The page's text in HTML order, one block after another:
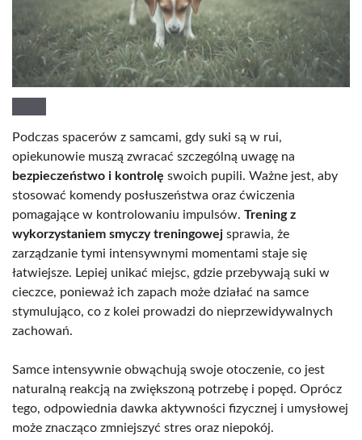
Podczas spacerów z samcami, gdy suki są w rui,
opiekunowie muszą zwracać szczególną uwagę na
bezpieczeństwo i kontrolę swoich pupili. Ważne jest, aby
stosować komendy posłuszeństwa oraz ćwiczenia
pomagające w kontrolowaniu impulsów. Trening z
wykorzystaniem smyczy treningowej sprawia, że
zarządzanie tymi intensywnymi momentami staje się
łatwiejsze. Lepiej unikać miejsc, gdzie przebywają suki w
cieczce, ponieważ ich zapach może działać na samce
stymulująco, co z kolei prowadzi do nieprzewidywalnych
zachowań.
Samce intensywnie obwąchują swoje otoczenie, co jest
naturalną reakcją na zwiększoną potrzebę i popęd. Oprócz
tego, odpowiednia dawka aktywności fizycznej i umysłowej
może znacząco zmniejszyć stres oraz niepokój.